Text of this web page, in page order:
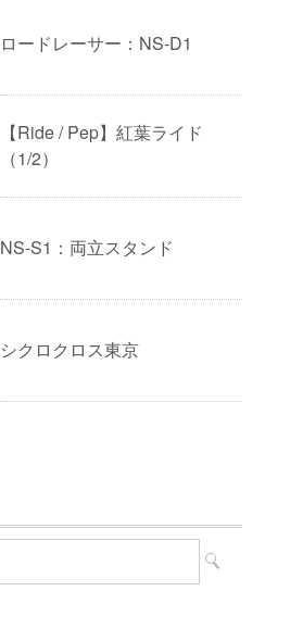
ロードレーサー：NS-D1
【Ride / Pep】紅葉ライド
（1/2）
NS-S1：両立スタンド
シクロクロス東京